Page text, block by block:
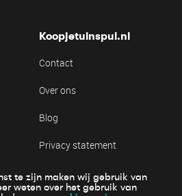
te zijn maken wij gebruik van
weten over het gebruik van
Koopjetuinspul.nl
Contact
Over ons
Blog
Privacy statement
Cookie statement